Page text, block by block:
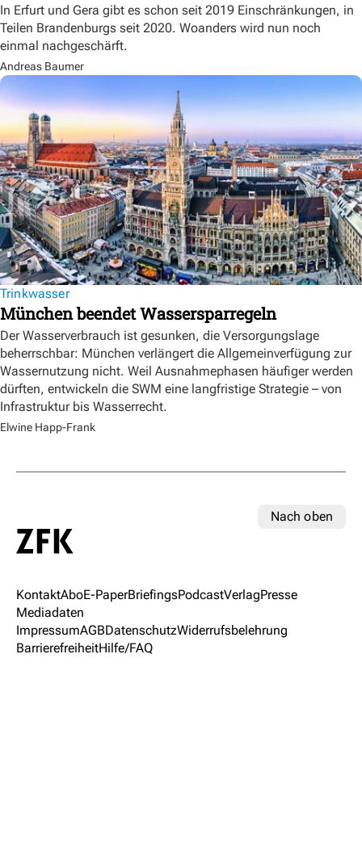
In Erfurt und Gera gibt es schon seit 2019 Einschränkungen, in
Teilen Brandenburgs seit 2020. Woanders wird nun noch
einmal nachgeschärft.
Andreas Baumer
Trinkwasser
München beendet Wassersparregeln
Der Wasserverbrauch ist gesunken, die Versorgungslage
beherrschbar: München verlängert die Allgemeinverfügung zur
Wassernutzung nicht. Weil Ausnahmephasen häufiger werden
dürften, entwickeln die SWM eine langfristige Strategie – von
Infrastruktur bis Wasserrecht.
Elwine Happ-Frank
Nach oben
KontaktAboE-PaperBriefingsPodcastVerlagPresse
Mediadaten
ImpressumAGBDatenschutzWiderrufsbelehrung
BarrierefreiheitHilfe/FAQ